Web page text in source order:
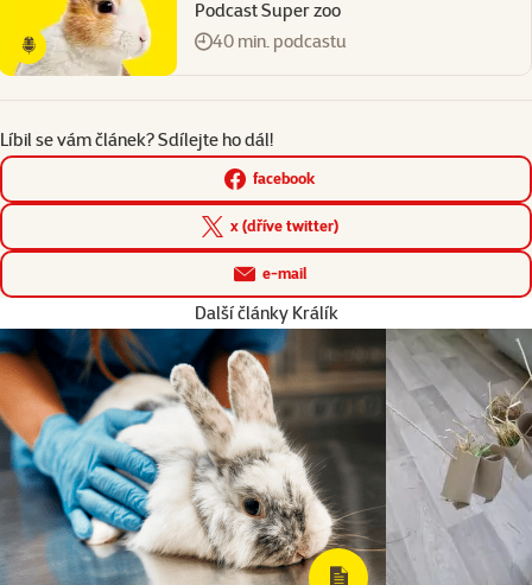
Podcast Super zoo
40 min. podcastu
Líbil se vám článek? Sdílejte ho dál!
facebook
x (dříve twitter)
e-mail
Další články Králík